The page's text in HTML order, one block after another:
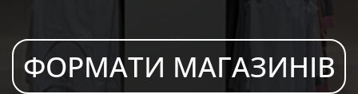
ФОРМАТИ МАГАЗИНІВ